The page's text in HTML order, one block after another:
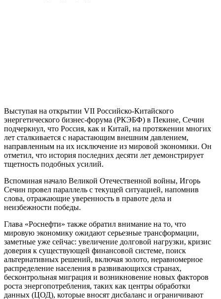
Выступая на открытии VII Российско-Китайского
энергетического бизнес-форума (РКЭБФ) в Пекине, Сечин
подчеркнул, что Россия, как и Китай, на протяжении многих
лет сталкивается с нарастающим внешним давлением,
направленным на их исключение из мировой экономики. Он
отметил, что история последних десяти лет демонстрирует
тщетность подобных усилий.
Вспоминая начало Великой Отечественной войны, Игорь
Сечин провел параллель с текущей ситуацией, напомнив
слова, отражающие уверенность в правоте дела и
неизбежности победы.
Глава «Роснефти» также обратил внимание на то, что
мировую экономику ожидают серьезные трансформации,
заметные уже сейчас: увеличение долговой нагрузки, кризис
доверия к существующей финансовой системе, поиск
альтернативных решений, включая золото, неравномерное
распределение населения в развивающихся странах,
бесконтрольная миграция и возникновение новых факторов
роста энергопотребления, таких как центры обработки
данных (ЦОД), которые вносят дисбаланс и ограничивают